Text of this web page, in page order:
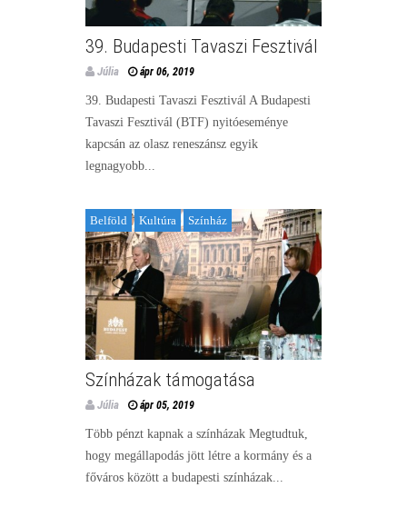
39. Budapesti Tavaszi Fesztivál
Júlia ápr 06, 2019
39. Budapesti Tavaszi Fesztivál A Budapesti
Tavaszi Fesztivál (BTF) nyitóeseménye
kapcsán az olasz reneszánsz egyik
legnagyobb...
Belföld Kultúra Színház
Színházak támogatása
Júlia ápr 05, 2019
Több pénzt kapnak a színházak Megtudtuk,
hogy megállapodás jött létre a kormány és a
főváros között a budapesti színházak...